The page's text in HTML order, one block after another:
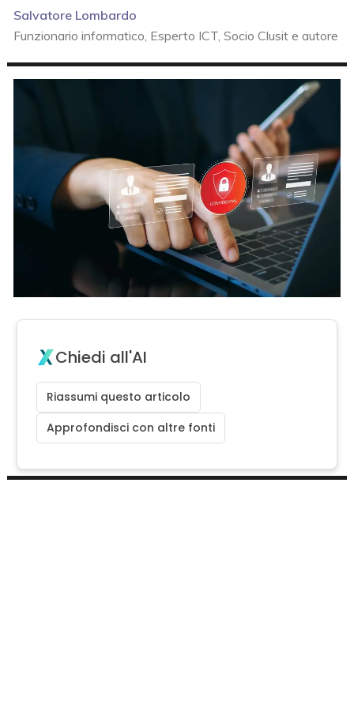
Salvatore Lombardo
Funzionario informatico, Esperto ICT, Socio Clusit e autore
Chiedi all'AI
Riassumi questo articolo
Approfondisci con altre fonti